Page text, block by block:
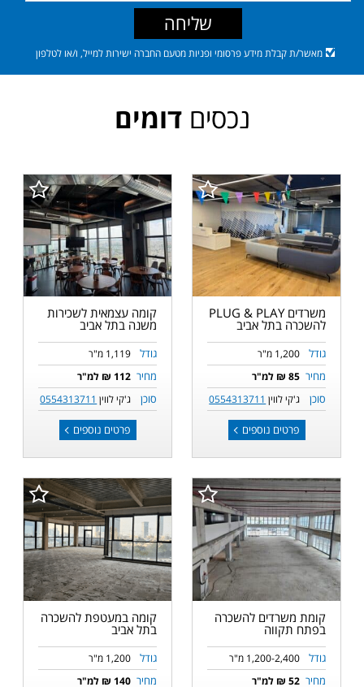
מאשר/ת קבלת מידע פרסומי ופניות מטעם החברה ישירות למייל, ו/או לטלפון
שליחה
נכסיםדומים
משרדים PLUG & PLAY
להשכרה בתל אביב
גודל 1,200 מ"ר
מחיר 85 ₪ למ"ר
סוכן ג'קי לווין 0554313711
פרטים נוספים
קומה עצמאית לשכירות
משנה בתל אביב
גודל 1,119 מ"ר
מחיר 112 ₪ למ"ר
סוכן ג'קי לווין 0554313711
פרטים נוספים
קומת משרדים להשכרה
בפתח תקווה
גודל 1,200-2,400 מ"ר
מחיר 52 ₪ למ"ר
קומה במעטפת להשכרה
בתל אביב
גודל 1,200 מ"ר
מחיר 140 ₪ למ"ר